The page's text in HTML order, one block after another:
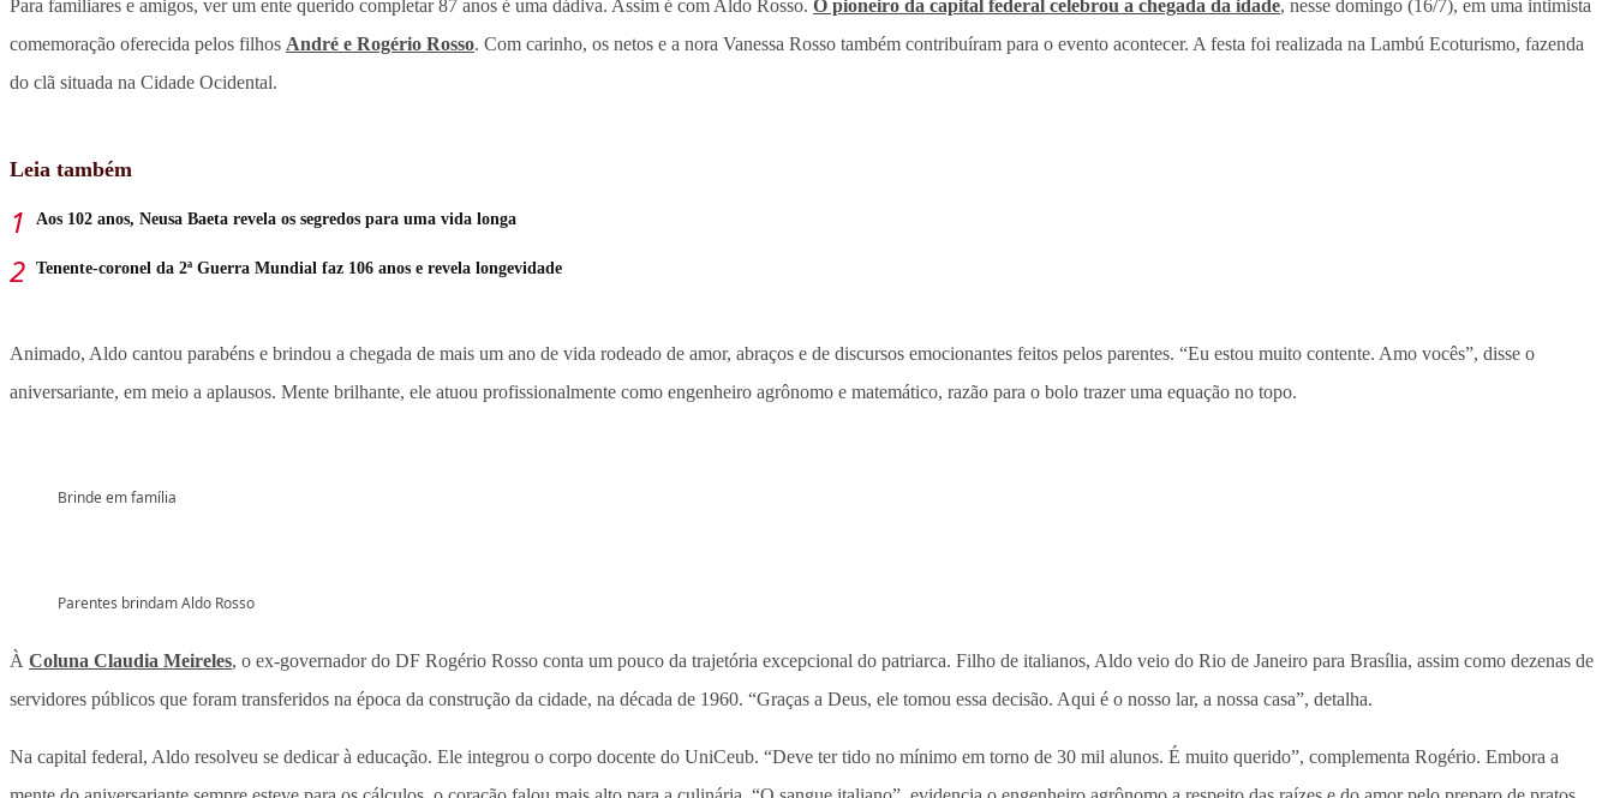
Para familiares e amigos, ver um ente querido completar 87 anos é uma dádiva. Assim é com Aldo Rosso. O pioneiro da capital federal celebrou a chegada da idade, nesse domingo (16/7), em uma intimista
comemoração oferecida pelos filhos André e Rogério Rosso. Com carinho, os netos e a nora Vanessa Rosso também contribuíram para o evento acontecer. A festa foi realizada na Lambú Ecoturismo, fazenda
do clã situada na Cidade Ocidental.
Leia também
Aos 102 anos, Neusa Baeta revela os segredos para uma vida longa
Tenente-coronel da 2ª Guerra Mundial faz 106 anos e revela longevidade
Animado, Aldo cantou parabéns e brindou a chegada de mais um ano de vida rodeado de amor, abraços e de discursos emocionantes feitos pelos parentes. “Eu estou muito contente. Amo vocês”, disse o
aniversariante, em meio a aplausos. Mente brilhante, ele atuou profissionalmente como engenheiro agrônomo e matemático, razão para o bolo trazer uma equação no topo.
Brinde em família
Parentes brindam Aldo Rosso
À Coluna Claudia Meireles, o ex-governador do DF Rogério Rosso conta um pouco da trajetória excepcional do patriarca. Filho de italianos, Aldo veio do Rio de Janeiro para Brasília, assim como dezenas de
servidores públicos que foram transferidos na época da construção da cidade, na década de 1960. “Graças a Deus, ele tomou essa decisão. Aqui é o nosso lar, a nossa casa”, detalha.
Na capital federal, Aldo resolveu se dedicar à educação. Ele integrou o corpo docente do UniCeub. “Deve ter tido no mínimo em torno de 30 mil alunos. É muito querido”, complementa Rogério. Embora a